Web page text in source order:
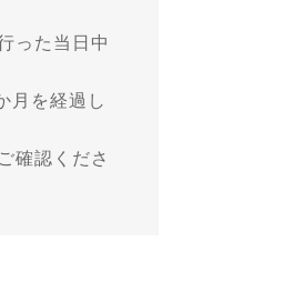
った当日中
月を経過し
確認くださ